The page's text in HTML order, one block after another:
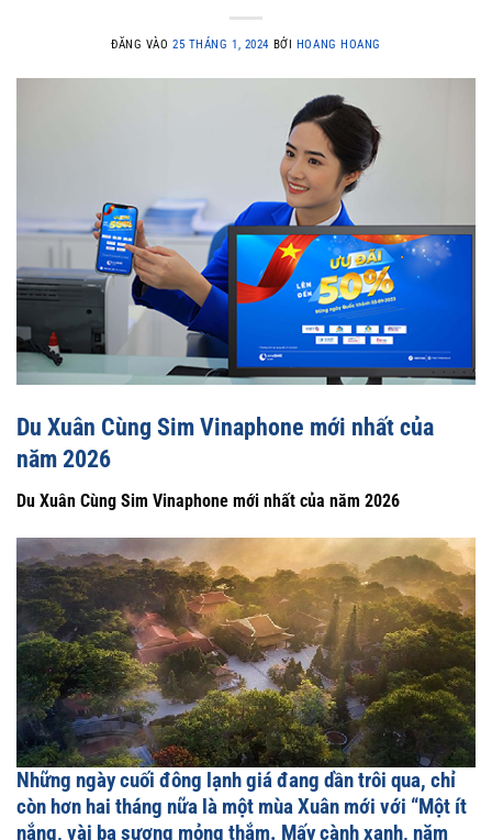
ĐĂNG VÀO25 THÁNG 1, 2024 BỞI HOANG HOANG
Du Xuân Cùng Sim Vinaphone mới nhất của
năm 2026
Du Xuân Cùng Sim Vinaphone mới nhất của năm 2026
Những ngày cuối đông lạnh giá đang dần trôi qua, chỉ
còn hơn hai tháng nữa là một mùa Xuân mới với “Một ít
nắng, vài ba sương mỏng thắm. Mấy cành xanh, năm